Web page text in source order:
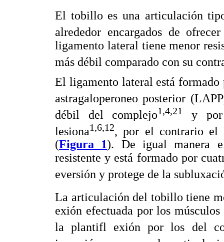
El tobillo es una articulación
alrededor encargados de
ligamento lateral tiene menor
más débil comparado con su
El ligamento lateral está
astragaloperoneo posterior
débil del complejo1,4,21
y por
lesiona1,6,12, por el contrario el
(Figura 1). De igual manera
resistente y está formado por
eversión y protege de la
La articulación del tobillo tiene
exión efectuada por los
la plantifl exión por los del